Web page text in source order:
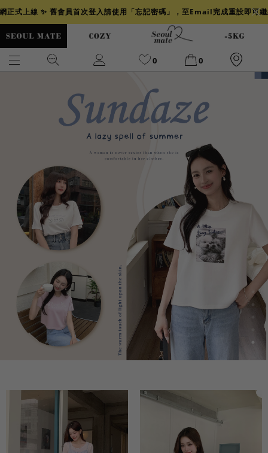
正式上線 ✨ 舊會員首次登入請使用「忘記密碼」，至Email完成重設即可
0 0
背心
透膚 小香 牛仔
襯衫 褲裙 冰感
涼感